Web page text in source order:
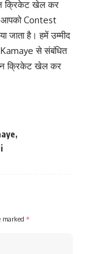
क्रिकेट खेल कर
आपको Contest
जाता है। हमें उम्मीद
से संबंधित
क्रिकेट खेल कर
marked *